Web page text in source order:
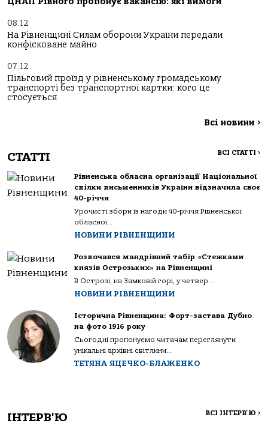
08:12
На Рівненщині Силам оборони України передали
конфісковане майно
07:12
Пільговий проїзд у рівненському громадському
транспорті без транспортної картки: кого це
стосується
Всі новини >
СТАТТІ ВСІ СТАТТІ >
Рівненська обласна організації Національної
спілки письменників України відзначила своє
40-річчя
Урочисті збори із нагоди 40-річчя Рівненської
обласної...
НОВИНИ РІВНЕНЩИНИ
Розпочався мандрівний табір «Стежками
князів Острозьких» на Рівненщині
В Острозі, на Замковій горі, у четвер...
НОВИНИ РІВНЕНЩИНИ
Історична Рівненщина: Форт-застава Дубно
на фото 1916 року
Сьогодні пропонуємо читачам переглянути
унікальні архівні світлини...
ТЕТЯНА ЯЦЕЧКО-БЛАЖЕНКО
ІНТЕРВ'Ю ВСІ ІНТЕРВ'Ю >